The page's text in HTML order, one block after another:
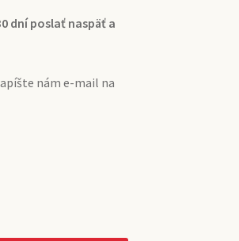
dní poslať naspäť a
nám e-mail na